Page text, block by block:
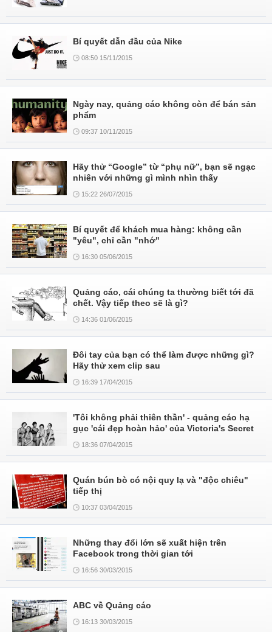
Bí quyết dẫn đầu của Nike
08:50 15/11/2015
Ngày nay, quảng cáo không còn để bán sản
phẩm
09:37 10/11/2015
Hãy thử “Google” từ “phụ nữ”, bạn sẽ ngạc
nhiên với những gì mình nhìn thấy
15:22 26/07/2015
Bí quyết để khách mua hàng: không cần
"yêu", chỉ cần "nhớ"
16:30 05/06/2015
Quảng cáo, cái chúng ta thường biết tới đã
chết. Vậy tiếp theo sẽ là gì?
14:36 01/06/2015
Đôi tay của bạn có thể làm được những gì?
Hãy thử xem clip sau
16:39 17/04/2015
'Tôi không phải thiên thần' - quảng cáo hạ
gục 'cái đẹp hoàn hảo' của Victoria's Secret
18:36 07/04/2015
Quán bún bò có nội quy lạ và "độc chiêu"
tiếp thị
10:37 03/04/2015
Những thay đổi lớn sẽ xuất hiện trên
Facebook trong thời gian tới
16:56 30/03/2015
ABC về Quảng cáo
16:13 30/03/2015